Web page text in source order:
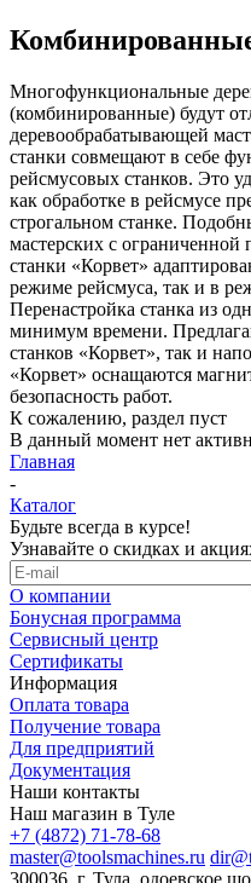
Многофункциональные
(комбинированные) будут
деревообрабатывающей
станки совмещают в себе
рейсмусовых станков. Это
как обработке в рейсмусе
строгальном станке.
мастерских с
станки «Корвет»
режиме рейсмуса, так и в
Перенастройка станка из
минимум времени.
станков «Корвет», так и
«Корвет» оснащаются
безопасность работ.
К сожалению, раздел пуст
В данный момент нет
Главная
-
Каталог
Будьте всегда в курсе!
Узнавайте о скидках и
О компании
Бонусная программа
Сервисный центр
Сертификаты
Информация
Оплата товара
Получение товара
Для предприятий
Документация
Наши контакты
Наш магазин в Туле
+7 (4872) 71-78-68
master@toolsmachines.ru
300036, г. Тула, одоевское